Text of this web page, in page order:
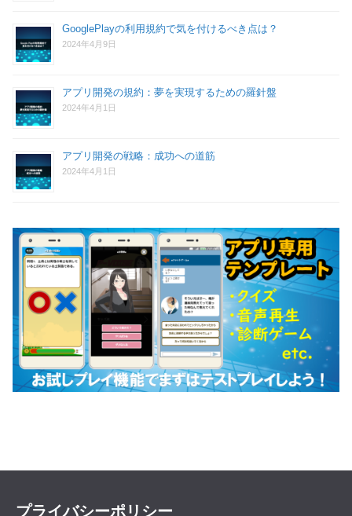
GooglePlayの利用規約で気を付けるべき点は？
2024年4月9日
アプリ開発の規約：夢を実現するための羅針盤
2024年4月1日
アプリ開発の戦略：成功への道筋
2024年4月1日
プライバシーポリシー